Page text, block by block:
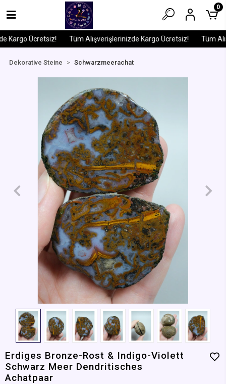
Kargo Ücretsiz! Tüm Alışverişlerinizde Kargo Ücretsiz! Tüm
0
Dekorative Steine Schwarzmeerachat
Erdiges Bronze-Rost & Indigo-Violett
Schwarz Meer Dendritisches
Achatpaar